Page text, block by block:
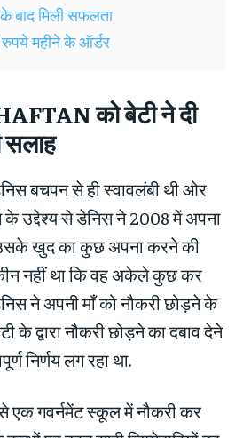
मिली सफलता
महीने के ऑर्डर
को बेटी ने दी
सलाह
बचपन से ही स्वावलंबी थी ओर
के उद्देश्य से डेनिस ने 2008 में अपना
उसके खुद का कुछ अपना करने की
नहीं था कि वह अकेले कुछ कर
ने अपनी माँ को नौकरी छोड़ने के
के द्वारा नौकरी छोड़ने का दबाव देने
निर्णय लग रहा था.
एक गवर्नमेंट स्कूल में नौकरी कर